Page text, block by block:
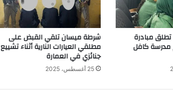
مبادرة
مدرسة كافل
شرطة ميسان تلقي القبض على
مطلقي العيارات النارية أثناء تشييع
جنائزي في العمارة
25 أغسطس، 2025